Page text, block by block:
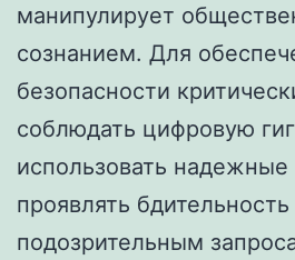
манипулирует
сознанием. Для
безопасности
соблюдать цифровую
использовать надежные
проявлять
подозрительным